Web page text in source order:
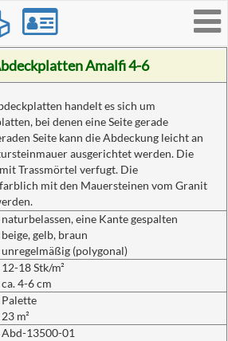
Amalfi 4-6
handelt es sich um
bei denen eine Seite gerade
Seite kann die Abdeckung leicht an
ausgerichtet werden. Die
Trassmörtel verfugt. Die
mit den Mauersteinen vom Granit
naturbelassen, eine Kante gespalten
beige, gelb, braun
unregelmäßig (polygonal)
12-18 Stk/m²
ca. 4-6 cm
Palette
23 m²
Abd-13500-01